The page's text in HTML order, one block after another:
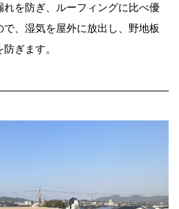
を防ぎ、ルーフィングに比べ優
、湿気を屋外に放出し、野地板
ぎます。